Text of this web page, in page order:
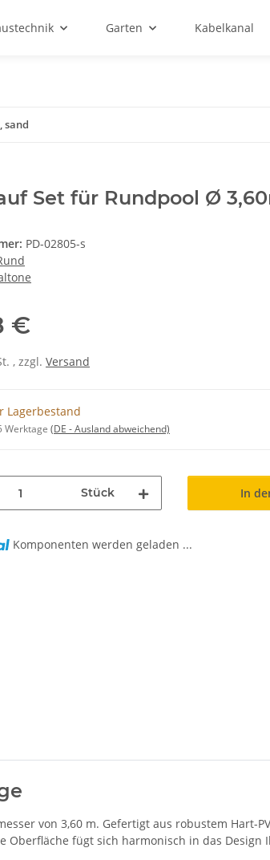
Garten Kabelkanal
sand
Set für Rundpool Ø
PD-02805-s
€
, zzgl. Versand
Lagerbestand
Werktage (DE - Ausland abweichend)
Stück In
Komponenten werden geladen ...
von 3,60 m. Gefertigt aus robustem Hart-
fügt sich harmonisch in das Design